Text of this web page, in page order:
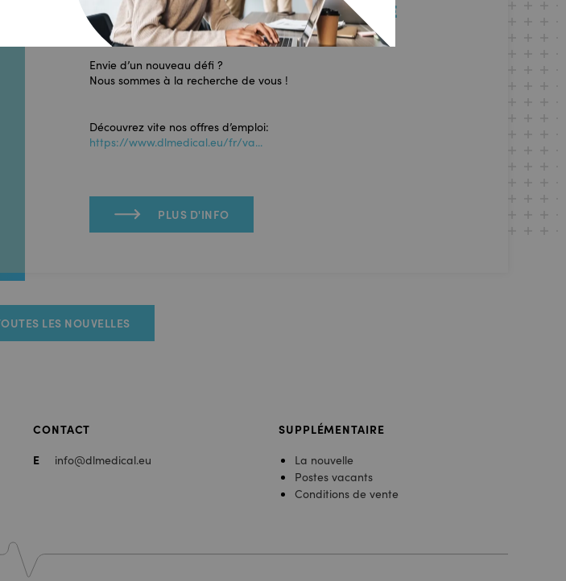
NOUS SOMMES A LA RECHERCE DE
VOUS !
Envie d’un nouveau défi ?
Nous sommes à la recherche de vous !
Découvrez vite nos offres d’emploi:
https://www.dlmedical.eu/fr/va...
PLUS D'INFO
LES NOUVELLES
CONTACT
E
info@dlmedical.eu
SUPPLÉMENTAIRE
La nouvelle
Postes vacants
Conditions de vente